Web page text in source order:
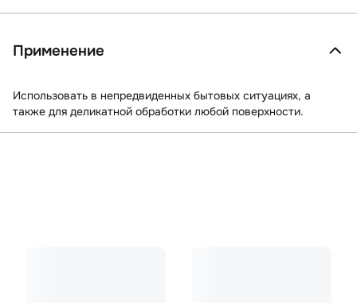
Применение
Использовать в непредвиденных бытовых ситуациях, а
также для деликатной обработки любой поверхности.